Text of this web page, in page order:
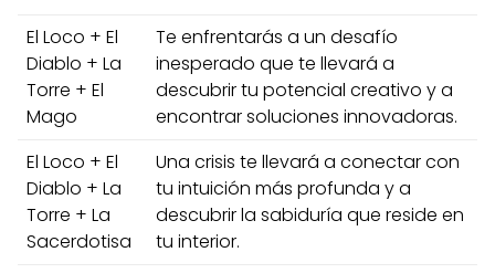
El Loco + El
Diablo + La
Torre + El
Mago
Te enfrentarás a un desafío
inesperado que te llevará a
descubrir tu potencial creativo y a
encontrar soluciones innovadoras.
El Loco + El
Diablo + La
Torre + La
Sacerdotisa
Una crisis te llevará a conectar con
tu intuición más profunda y a
descubrir la sabiduría que reside en
tu interior.